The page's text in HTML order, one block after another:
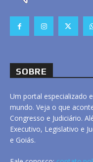
SOBRE
Um portal especializado
mundo. Veja o que
Congresso e Judiciário.
Executivo, Legislativo e
e Goiás.